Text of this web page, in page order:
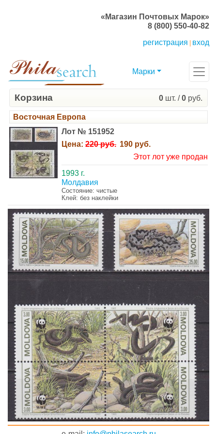
«Магазин Почтовых Марок»
8 (800) 550-40-82
регистрация
вход
Марки
Корзина 0 шт. /0 руб.
Восточная Европа
Лот № 151952
Цена: 220 руб. 190 руб.
Этот лот уже продан
1993 г.
Молдавия
Состояние: чистые
Клей: без наклейки